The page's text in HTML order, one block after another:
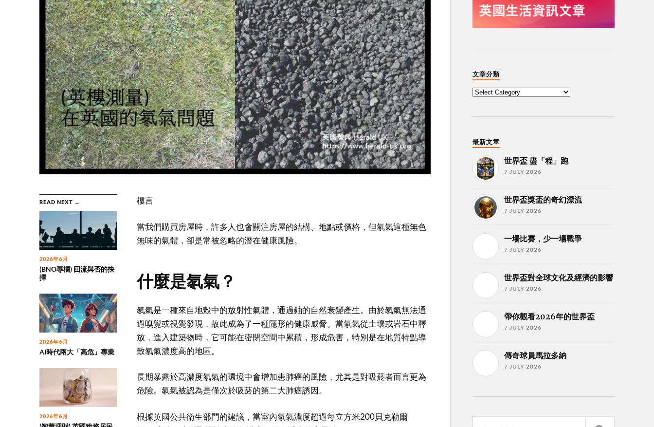
READ NEXT →
2026年6月
(BNO專欄) 回流與否的抉
擇
2026年6月
AI時代兩大「高危」專業
2026年6月
樓言
當我們購買房屋時，許多人也會關注房屋的結構、地點或價格，但氡氣這種無色
無味的氣體，卻是常被忽略的潛在健康風險。
什麼是氡氣？
氡氣是一種來自地殼中的放射性氣體，通過鈾的自然衰變產生。由於氡氣無法通
過嗅覺或視覺發現，故此成為了一種隱形的健康威脅。當氡氣從土壤或岩石中釋
放，進入建築物時，它可能在密閉空間中累積，形成危害，特別是在地質特點導
致氡氣濃度高的地區。
長期暴露於高濃度氡氣的環境中會增加患肺癌的風險，尤其是對吸菸者而言更為
危險。氡氣被認為是僅次於吸菸的第二大肺癌誘因。
根據英國公共衛生部門的建議，當室內氡氣濃度超過每立方米200貝克勒爾
文章分類
最新文章
世界盃 盡「程」跑
7 JULY 2026
世界盃獎盃的奇幻漂流
7 JULY 2026
一場比賽，少一場戰爭
7 JULY 2026
世界盃對全球文化及經濟的影響
7 JULY 2026
帶你觀看2026年的世界盃
7 JULY 2026
傳奇球員馬拉多納
7 JULY 2026